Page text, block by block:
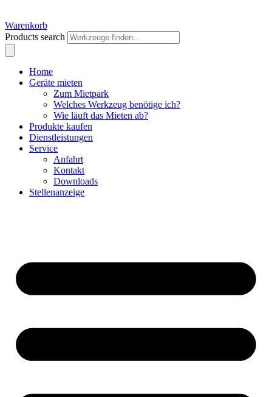
Warenkorb
Products search
Home
Geräte mieten
Zum Mietpark
Welches Werkzeug benötige ich?
Wie läuft das Mieten ab?
Produkte kaufen
Dienstleistungen
Service
Anfahrt
Kontakt
Downloads
Stellenanzeige